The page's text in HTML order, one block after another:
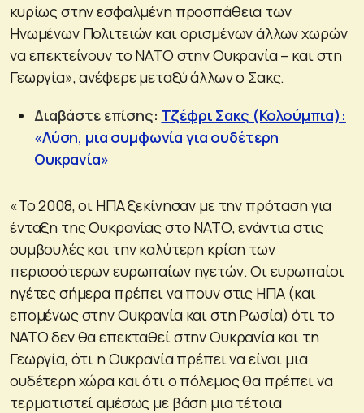
κυρίως στην εσφαλμένη προσπάθεια των
Ηνωμένων Πολιτειών και ορισμένων άλλων χωρών
να επεκτείνουν το ΝΑΤΟ στην Ουκρανία – και στη
Γεωργία», ανέφερε μεταξύ άλλων ο Σακς.
Διαβάστε επίσης: Τζέφρι Σακς (Κολούμπια):
«Λύση, μια συμφωνία για ουδέτερη
Ουκρανία»
«Το 2008, οι ΗΠΑ ξεκίνησαν με την πρόταση για
ένταξη της Ουκρανίας στο ΝΑΤΟ, ενάντια στις
συμβουλές και την καλύτερη κρίση των
περισσότερων ευρωπαίων ηγετών. Οι ευρωπαίοι
ηγέτες σήμερα πρέπει να πουν στις ΗΠΑ (και
επομένως στην Ουκρανία και στη Ρωσία) ότι το
ΝΑΤΟ δεν θα επεκταθεί στην Ουκρανία και τη
Γεωργία, ότι η Ουκρανία πρέπει να είναι μια
ουδέτερη χώρα και ότι ο πόλεμος θα πρέπει να
τερματιστεί αμέσως με βάση μια τέτοια